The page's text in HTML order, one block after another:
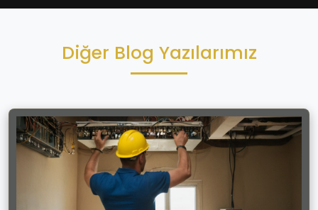
Diğer Blog Yazılarımız